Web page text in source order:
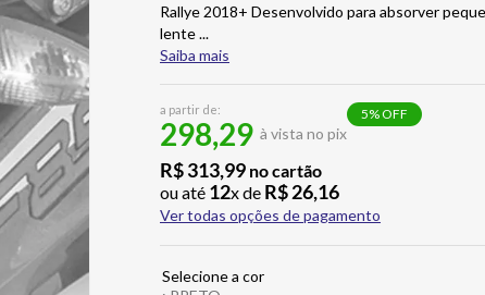
Rallye 2018+ Desenvolvido para absorver
lente...
Saiba mais
a partir de:
298,29 à vista no pix
5% OFF
R$313,99 no cartão
ou até 12x de R$26,16
Ver todas opções de pagamento